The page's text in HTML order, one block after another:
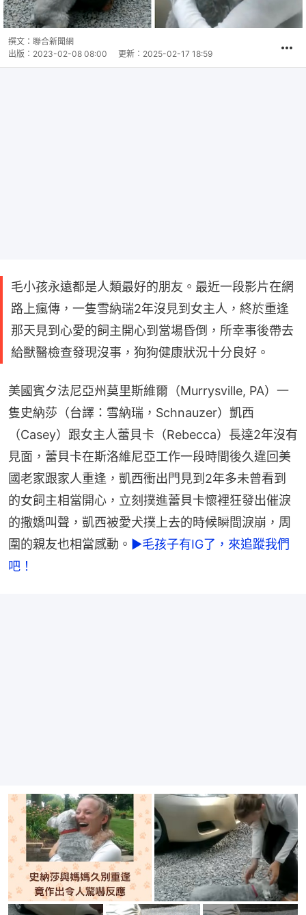
撰文： 聯合新聞網
出版： 2023-02-08 08:00 更新： 2025-02-17 18:59
毛小孩永遠都是人類最好的朋友。最近一段影片在網
路上瘋傳，一隻雪納瑞2年沒見到女主人，終於重逢
那天見到心愛的飼主開心到當場昏倒，所幸事後帶去
給獸醫檢查發現沒事，狗狗健康狀況十分良好。
美國賓夕法尼亞州莫里斯維爾（Murrysville, PA）一
隻史納莎（台譯：雪納瑞，Schnauzer）凱西
（Casey）跟女主人蕾貝卡（Rebecca）長達2年沒有
見面，蕾貝卡在斯洛維尼亞工作一段時間後久違回美
國老家跟家人重逢，凱西衝出門見到2年多未曾看到
的女飼主相當開心，立刻撲進蕾貝卡懷裡狂發出催淚
的撒嬌叫聲，凱西被愛犬撲上去的時候瞬間淚崩，周
圍的親友也相當感動。 ►毛孩子有IG了，來追蹤我們
吧！